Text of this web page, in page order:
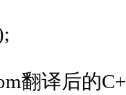
翻译后